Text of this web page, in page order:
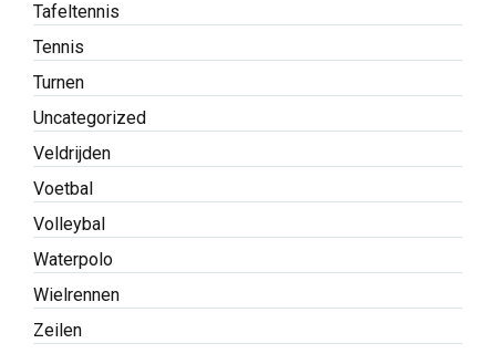
Tafeltennis
Tennis
Turnen
Uncategorized
Veldrijden
Voetbal
Volleybal
Waterpolo
Wielrennen
Zeilen